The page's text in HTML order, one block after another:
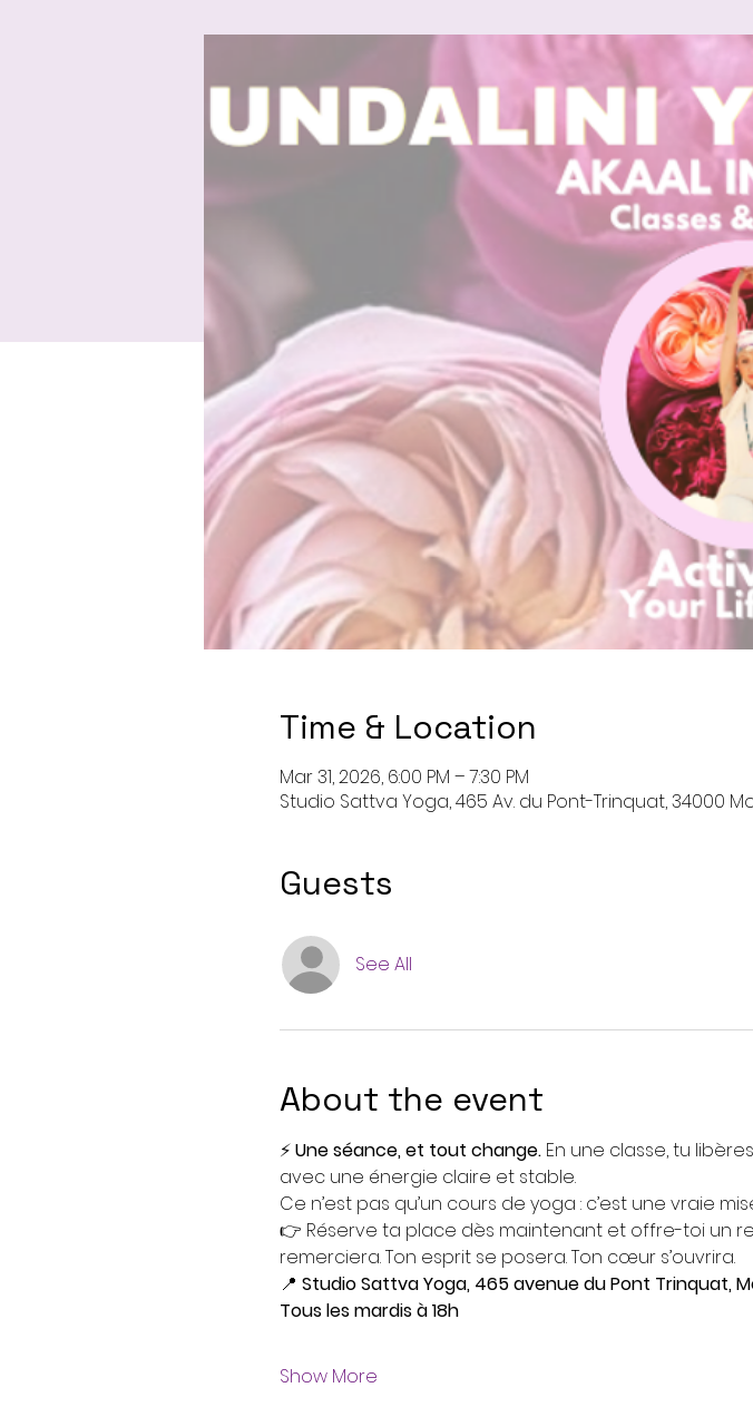
Time & Location
Mar 31, 2026, 6:00 PM – 7:30 PM
Studio Sattva Yoga, 465 Av. du Pont-Trinquat, 34000
Guests
See All
About the event
⚡ Une séance, et tout change. En une classe, tu
avec une énergie claire et stable.
Ce n’est pas qu’un cours de yoga : c’est une vraie
👉 Réserve ta place dès maintenant et offre-toi un
remerciera. Ton esprit se posera. Ton cœur s’ouvrira.
📍 Studio Sattva Yoga, 465 avenue du Pont Trinquat,
Tous les mardis à 18h
Show More